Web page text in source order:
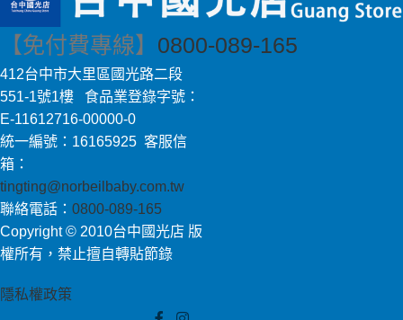
【免付費專線】 0800-089-165
412台中市大里區國光路二段
551-1號1樓 食品業登錄字號：
E-11612716-00000-0
統一編號：16165925 客服信
箱：
tingting@norbeilbaby.com.tw
聯絡電話： 0800-089-165
Copyright © 2010台中國光店 版
權所有，禁止擅自轉貼節錄
隱私權政策